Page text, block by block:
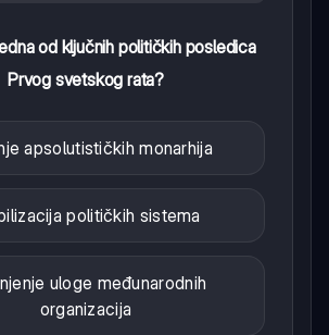
od ključnih političkih posledica
Prvog svetskog rata?
apsolutističkih monarhija
političkih sistema
uloge međunarodnih
organizacija